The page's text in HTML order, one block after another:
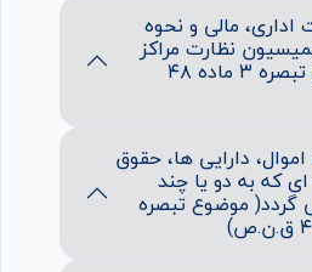
اداری، مالی و نحوه
نظارت مراکز
استان ها( موضوع تبصره ۳ ماده ۴۸
دارایی ها، حقوق
که به دو یا چند
گردد( موضوع تبصره